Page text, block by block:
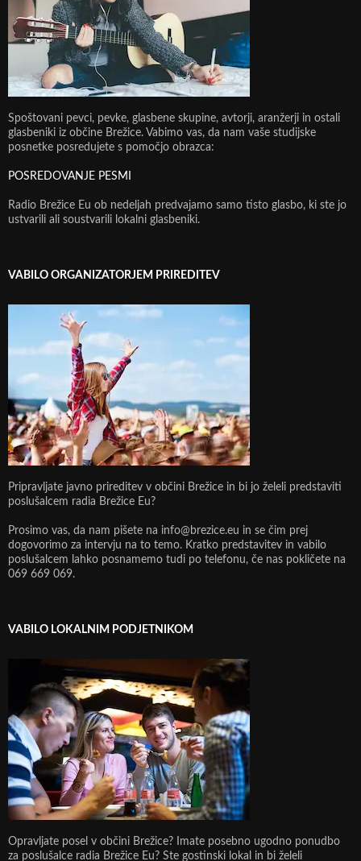
Spoštovani pevci, pevke, glasbene skupine, avtorji, aranžerji in ostali
glasbeniki iz občine Brežice. Vabimo vas, da nam vaše studijske
posnetke posredujete s pomočjo obrazca:
POSREDOVANJE PESMI
Radio Brežice Eu ob nedeljah predvajamo samo tisto glasbo, ki ste jo
ustvarili ali soustvarili lokalni glasbeniki.
VABILO ORGANIZATORJEM PRIREDITEV
Pripravljate javno prireditev v občini Brežice in bi jo želeli predstaviti
poslušalcem radia Brežice Eu?
Prosimo vas, da nam pišete na info@brezice.eu in se čim prej
dogovorimo za intervju na to temo. Kratko predstavitev in vabilo
poslušalcem lahko posnamemo tudi po telefonu, če nas pokličete na
069 669 069.
VABILO LOKALNIM PODJETNIKOM
Opravljate posel v občini Brežice? Imate posebno ugodno ponudbo
za poslušalce radia Brežice Eu? Ste gostinski lokal in bi želeli